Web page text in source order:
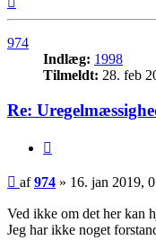
974
Indlæg: 1998
Tilmeldt: 28. feb
Re:
Indlæg
af974 » 16. jan 2019,
Ved ikke om det her kan
Jeg har ikke noget